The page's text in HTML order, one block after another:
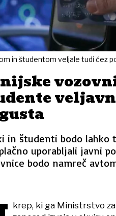
in študentom veljale tudi čez
in študenti bodo lahko
uporabljali javni
bodo namreč
krep, ki ga Ministrstvo